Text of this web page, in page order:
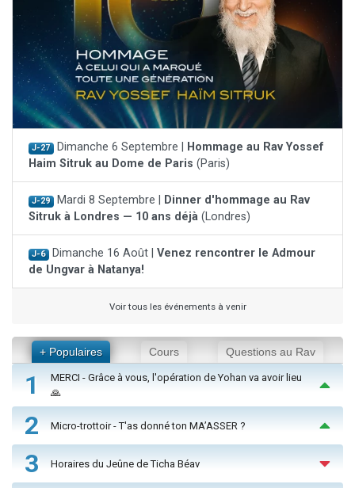
J-27 Dimanche 6 Septembre |
Hommage au Rav Yossef
Haim Sitruk au Dome de Paris (Paris)
J-29 Mardi 8 Septembre |
Dinner d'hommage au Rav
Sitruk à Londres — 10 ans déjà (Londres)
J-6 Dimanche 16 Août | Venez rencontrer le Admour
de Ungvar à Natanya!
Voir tous les événements à venir
+ Populaires Cours Questions au Rav
1
MERCI - Grâce à vous, l'opération de Yohan va avoir lieu
🙏
2 Micro-trottoir - T'as donné ton MA’ASSER ?
3 Horaires du Jeûne de Ticha Béav